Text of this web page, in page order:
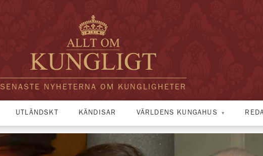
SENASTE NYHETERNA OM KUNGLIGHETER
UTLÄNDSKT KÄNDISAR VÄRLDENS KUNGAHUS